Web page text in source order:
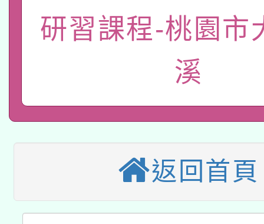
業技術研究院辦理「
用水績優單位及節水達
115年8月22日(星期六
桃園市孔廟祈福系列
開 智慧啟航」
2026年桃園地景藝術
本校115學年度第2次
招甄選結果公告(無人
本館辦理115年度閱讀
暨閱讀推動專業研習
科技賦能─人工智慧
A3數位素養講師名單
「數位內容與教學軟體
研習課程-桃園市
溪
返回首頁